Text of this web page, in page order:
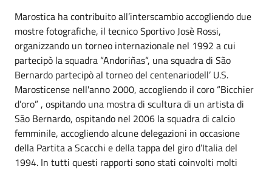
Marostica ha contribuito all’interscambio accogliendo due
mostre fotografiche, il tecnico Sportivo Josè Rossi,
organizzando un torneo internazionale nel 1992 a cui
partecipò la squadra “Andoriñas“, una squadra di São
Bernardo partecipò al torneo del centenariodell’ U.S.
Marosticense nell'anno 2000, accogliendo il coro “Bicchier
d’oro” , ospitando una mostra di scultura di un artista di
São Bernardo, ospitando nel 2006 la squadra di calcio
femminile, accogliendo alcune delegazioni in occasione
della Partita a Scacchi e della tappa del giro d’Italia del
1994. In tutti questi rapporti sono stati coinvolti molti